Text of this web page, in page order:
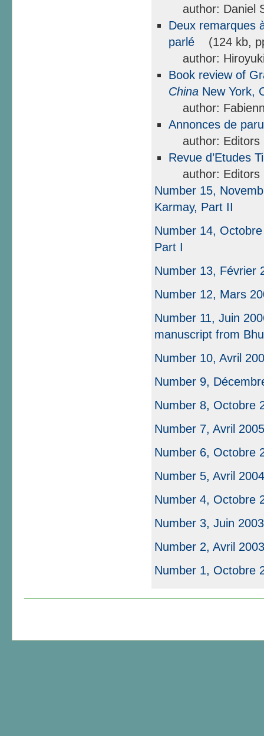
author: Daniel
Deux remarques
parlé
(124 kb,
author:
Book review of
ChinaNew York,
author:
Annonces de
author: Editors
Revue d’Etudes
author: Editors
Number 15,
Karmay, Part II
Number 14,
Part I
Number 13, Février
Number 12, Mars
Number 11, Juin
manuscript from
Number 10, Avril
Number 9,
Number 8, Octobre
Number 7, Avril 2005
Number 6, Octobre
Number 5, Avril 2004
Number 4, Octobre
Number 3, Juin 2003
Number 2, Avril
Number 1, Octobre